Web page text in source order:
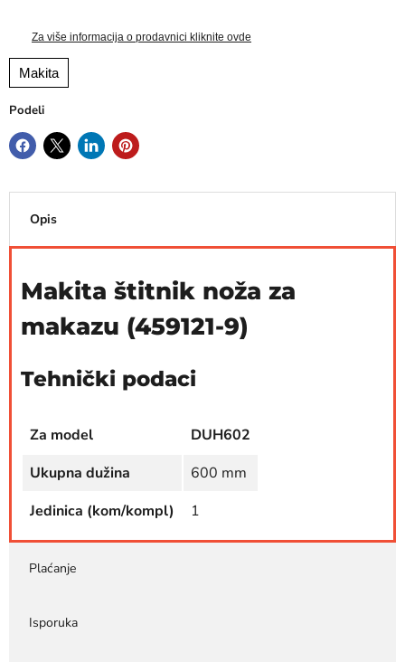
Za više informacija o prodavnici kliknite ovde
Makita
Podeli
Opis
Makita štitnik noža za
makazu (459121-9)
Tehnički podaci
Za model
DUH602
Ukupna dužina
600 mm
Jedinica (kom/kompl)
1
Plaćanje
Isporuka